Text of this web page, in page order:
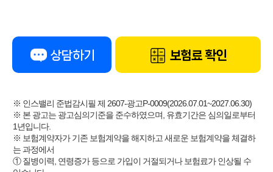
상담하기 보험료 확인
※ 인스밸리 준법감시필 제 2607-광고P-0009(2026.07.01~2027.06.30)
※ 본 광고는 광고심의기준을 준수하였으며, 유효기간은 심의일로부터
1년입니다.
※ 보험계약자가 기존 보험계약을 해지하고 새로운 보험계약을 체결하
는 과정에서
① 질병이력, 연령증가 등으로 가입이 거절되거나 보험료가 인상될 수